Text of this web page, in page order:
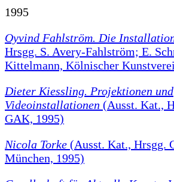
1995
Oyvind Fahlström. Die
Hrsgg. S. Avery-Fahlström; E.
Kittelmann, Kölnischer
Dieter Kiessling. Projektionen und
Videoinstallationen (Ausst. Kat.,
GAK, 1995)
Nicola Torke (Ausst. Kat., Hrsgg.
München, 1995)